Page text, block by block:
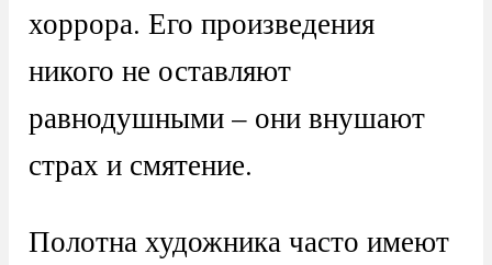
хоррора. Его произведения
никого не оставляют
равнодушными – они внушают
страх и смятение.
Полотна художника часто имеют